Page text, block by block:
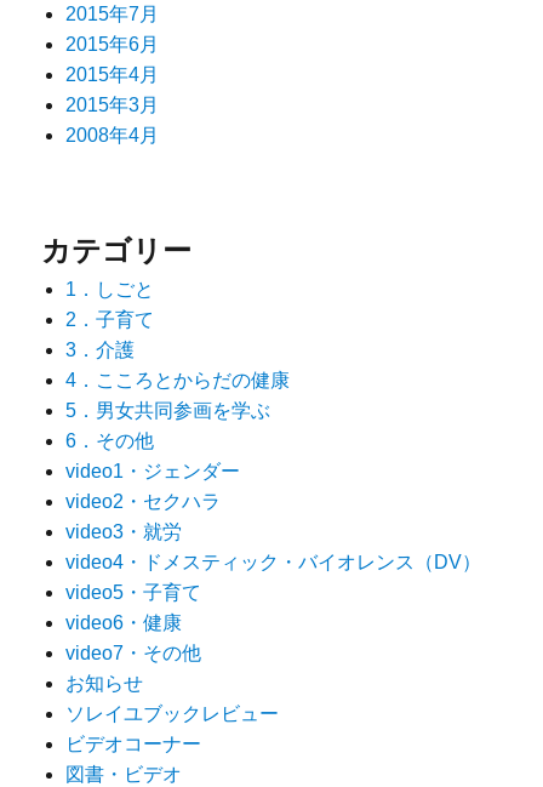
2015年7月
2015年6月
2015年4月
2015年3月
2008年4月
カテゴリー
1．しごと
2．子育て
3．介護
4．こころとからだの健康
5．男女共同参画を学ぶ
6．その他
video1・ジェンダー
video2・セクハラ
video3・就労
video4・ドメスティック・バイオレンス（DV）
video5・子育て
video6・健康
video7・その他
お知らせ
ソレイユブックレビュー
ビデオコーナー
図書・ビデオ